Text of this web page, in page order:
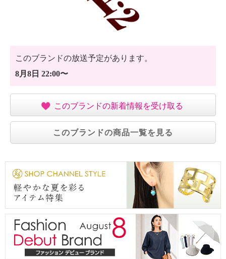
このブランドの放送予定があります。
8月8日 22:00〜
このブランドの新着情報を受け取る
このブランドの商品一覧を見る